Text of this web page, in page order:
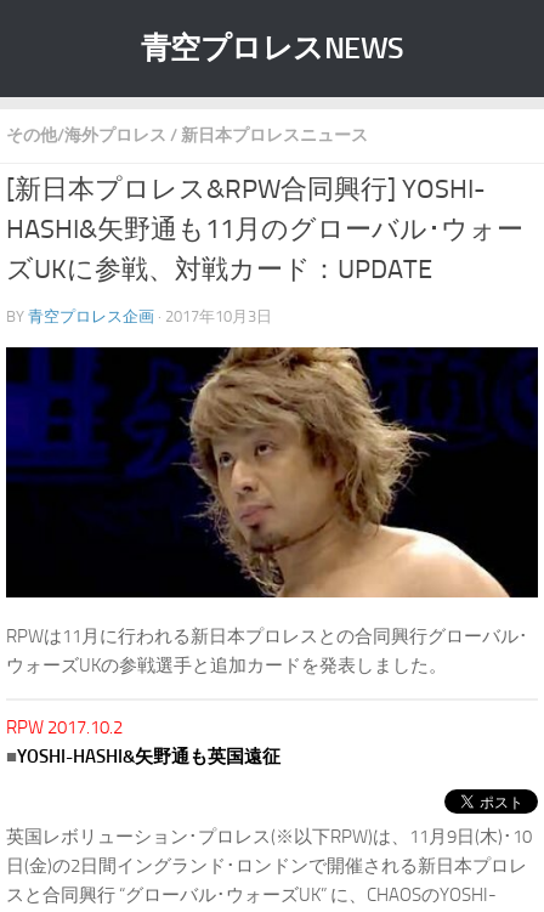
青空プロレスNEWS
その他/海外プロレス / 新日本プロレスニュース
[新日本プロレス&RPW合同興行] YOSHI-
HASHI&矢野通も11月のグローバル･ウォー
ズUKに参戦、対戦カード：UPDATE
BY 青空プロレス企画 · 2017年10月3日
RPWは11月に行われる新日本プロレスとの合同興行グローバル･
ウォーズUKの参戦選手と追加カードを発表しました。
RPW 2017.10.2
■YOSHI-HASHI&矢野通も英国遠征
英国レボリューション･プロレス(※以下RPW)は、11月9日(木)･10
日(金)の2日間イングランド･ロンドンで開催される新日本プロレ
スと合同興行 “グローバル･ウォーズUK” に、CHAOSのYOSHI-